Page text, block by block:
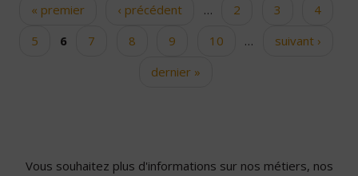
Pages« premier ‹ précédent … 2 3
4
5
6 7 8 9 10 …
suivant ›
dernier »
Vous souhaitez plus d'informations sur nos métiers, nos